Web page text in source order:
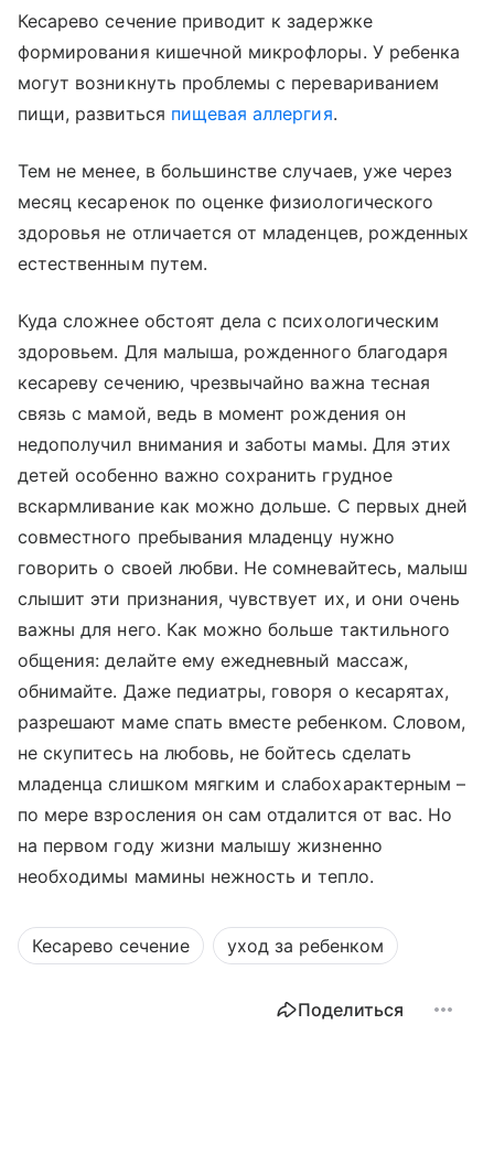
Кесарево сечение приводит к задержке
формирования кишечной микрофлоры. У ребенка
могут возникнуть проблемы с перевариванием
пищи, развиться пищевая аллергия.
Тем не менее, в большинстве случаев, уже через
месяц кесаренок по оценке физиологического
здоровья не отличается от младенцев, рожденных
естественным путем.
Куда сложнее обстоят дела с психологическим
здоровьем. Для малыша, рожденного благодаря
кесареву сечению, чрезвычайно важна тесная
связь с мамой, ведь в момент рождения он
недополучил внимания и заботы мамы. Для этих
детей особенно важно сохранить грудное
вскармливание как можно дольше. С первых дней
совместного пребывания младенцу нужно
говорить о своей любви. Не сомневайтесь, малыш
слышит эти признания, чувствует их, и они очень
важны для него. Как можно больше тактильного
общения: делайте ему ежедневный массаж,
обнимайте. Даже педиатры, говоря о кесарятах,
разрешают маме спать вместе ребенком. Словом,
не скупитесь на любовь, не бойтесь сделать
младенца слишком мягким и слабохарактерным –
по мере взросления он сам отдалится от вас. Но
на первом году жизни малышу жизненно
необходимы мамины нежность и тепло.
Кесарево сечение уход за ребенком
Поделиться